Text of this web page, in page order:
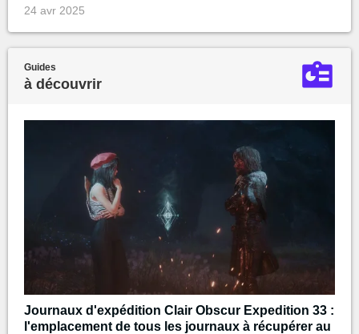
24 avr 2025
Guides
à découvrir
Journaux d'expédition Clair Obscur Expedition 33 :
l'emplacement de tous les journaux à récupérer au